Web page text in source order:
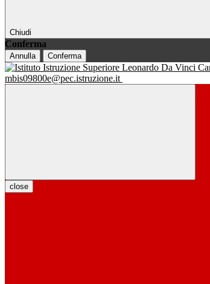
Chiudi
Conferma
Annulla Conferma
mbis09800e@pec.istruzione.it
close